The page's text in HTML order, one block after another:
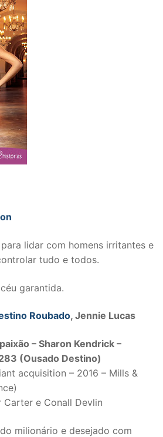
lidar com homens irritantes e
tudo e todos.
garantida.
Roubado, Jennie Lucas
– Sharon Kendrick –
(Ousado Destino)
acquisition – 2016 – Mills &
Carter e Conall Devlin
milionário e desejado com